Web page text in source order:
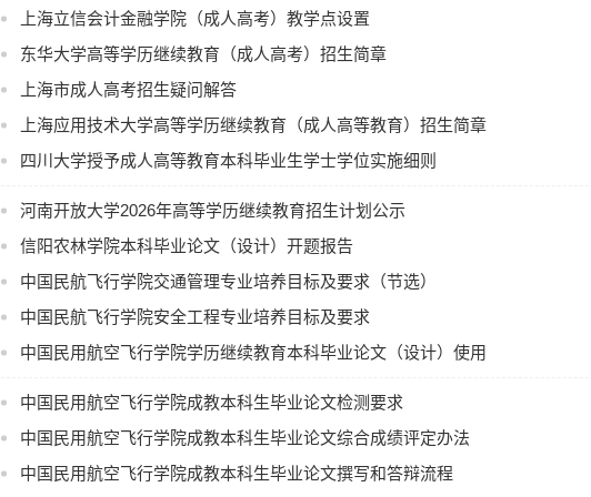
国际经济与贸易
社会工作
法学 3年
园林
收费标准:
一般专业总学费9600元（第一年3800元，第二年3800元，第三年2000元）
艺术类专业总学费14400元（4800元/学年）
考生需参加上海成人高校招生统一文化考试，考试时间预计在2024年10月下
试安排以上海市教育考试院公布为准。
用：100元/人，加试时间：10月7日（暂定）。
四、录取原则
上海立信会计金融学院（成人高考）教学点设置
东华大学高等学历继续教育（成人高考）招生简章
上海市成人高考招生疑问解答
上海应用技术大学高等学历继续教育（成人高等教育）招生简章
四川大学授予成人高等教育本科毕业生学士学位实施细则
河南开放大学2026年高等学历继续教育招生计划公示
信阳农林学院本科毕业论文（设计）开题报告
中国民航飞行学院交通管理专业培养目标及要求（节选）
中国民航飞行学院安全工程专业培养目标及要求
中国民用航空飞行学院学历继续教育本科毕业论文（设计）使用
中国民用航空飞行学院成教本科生毕业论文检测要求
中国民用航空飞行学院成教本科生毕业论文综合成绩评定办法
中国民用航空飞行学院成教本科生毕业论文撰写和答辩流程